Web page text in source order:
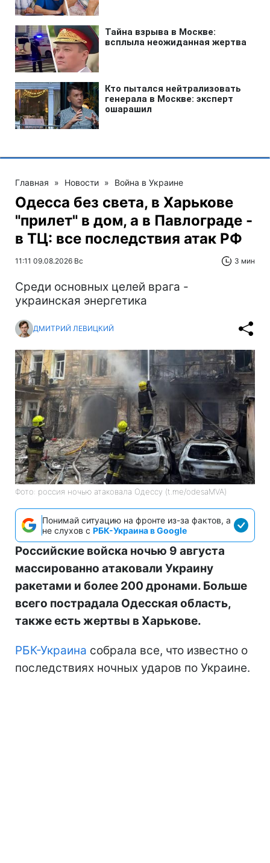
Главная » Новости » Война в Украине
Одесса без света, в Харькове
"прилет" в дом, а в Павлограде -
в ТЦ: все последствия атак РФ
11:11 09.08.2026 Вс 3 мин
Среди основных целей врага -
украинская энергетика
ДМИТРИЙ ЛЕВИЦКИЙ
Фото: россия ночью атаковала Одессу (t.me/odesaMVA)
Понимай ситуацию на фронте из-за фактов, а
не слухов с РБК-Украина в Google
Российские войска ночью 9 августа
массированно атаковали Украину
ракетами и более 200 дронами. Больше
всего пострадала Одесская область,
также есть жертвы в Харькове.
РБК-Украина собрала все, что известно о
последствиях ночных ударов по Украине.